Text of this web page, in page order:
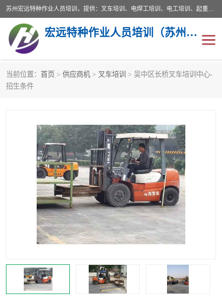
苏州宏远特种作业人员培训，提供：叉车培训、电焊工培训、电工培训、起重机培训、电梯培训、登高培训等服务苏州本地培训服务。始终坚持“以人为本，质量立校”的办学思想，以培养社会应用型人才为己任，明码收费，诚实守信，中途不收任何费用。随到随学，学会为止，一期未学会者免费再学，直到学会为止。
宏远特种作业人员培训（苏州）有限公司
当前位置： 首页 > 供应商机 > 叉车培训
> 吴中区长桥叉车培训中心-
招生条件
叉车培训
电梯培训 登高培训
叉车上牌出租 叉车培训机构
叉车工培训学校 叉车技能培训
学叉车培训技巧 专业叉车培训
叉车培训中心 叉车操作证培训复审
行车起重机培训 登高证培训